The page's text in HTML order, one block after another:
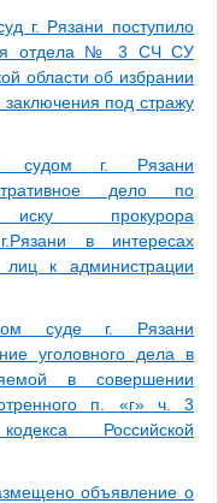
г. Рязани поступило
отдела № 3 СЧ СУ
области об избрании
под стражу
судом г. Рязани
дело по
иску прокурора
в интересах
лиц к администрации
суде г. Рязани
уголовного дела в
в совершении
п. «г» ч. 3
Российской
объявление о